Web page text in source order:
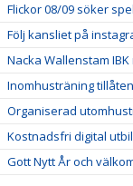
Flickor 08/09 söker
Följ kansliet på
Nacka Wallenstam
Inomhusträning
Organiserad
Kostnadsfri digital
Gott Nytt År och